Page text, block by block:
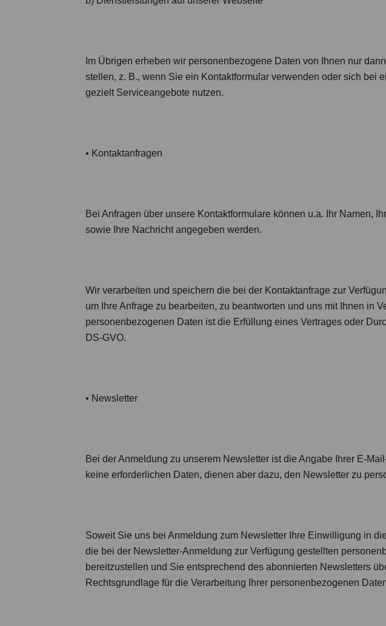
Im Übrigen erheben wir personenbezogene Daten von Ihnen nur
stellen, z. B., wenn Sie ein Kontaktformular verwenden oder sich bei
gezielt Serviceangebote nutzen.
• Kontaktanfragen
Bei Anfragen über unsere Kontaktformulare können u.a. Ihr Namen,
sowie Ihre Nachricht angegeben werden.
Wir verarbeiten und speichern die bei der Kontaktanfrage zur
um Ihre Anfrage zu bearbeiten, zu beantworten und uns mit Ihnen in
personenbezogenen Daten ist die Erfüllung eines Vertrages oder
DS-GVO.
• Newsletter
Bei der Anmeldung zu unserem Newsletter ist die Angabe Ihrer E-
keine erforderlichen Daten, dienen aber dazu, den Newsletter zu
Soweit Sie uns bei Anmeldung zum Newsletter Ihre Einwilligung in
die bei der Newsletter-Anmeldung zur Verfügung gestellten
bereitzustellen und Sie entsprechend des abonnierten Newsletters
Rechtsgrundlage für die Verarbeitung Ihrer personenbezogenen